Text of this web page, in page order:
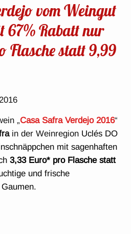
vom Weingut
67% Rabatt nur
Flasche statt 9,99
„Casa Safra Verdejo 2016“
in der Weinregion Uclés DO
mit sagenhaften
3,33 Euro* pro Flasche statt
und frische